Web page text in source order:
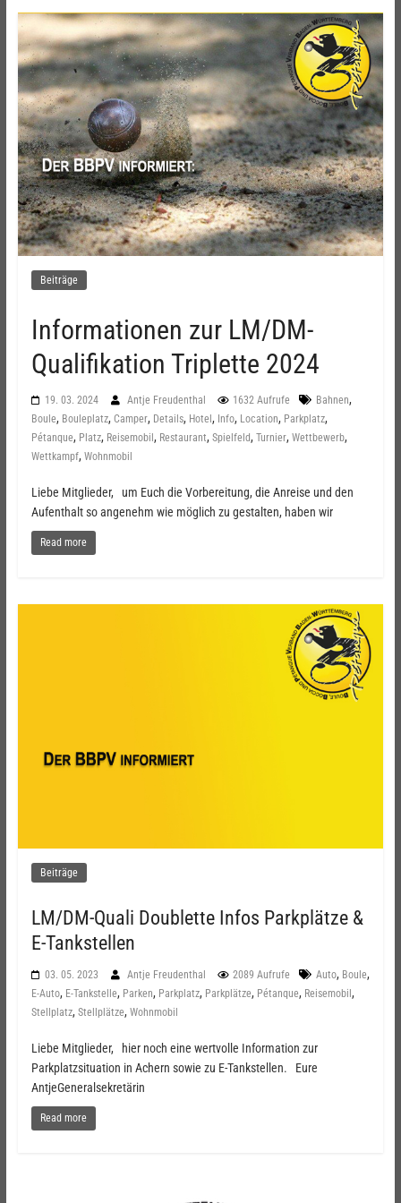
Beiträge
Informationen zur LM/DM-
Qualifikation Triplette 2024
19. 03. 2024 Antje Freudenthal 1632 Aufrufe Bahnen,
Boule, Bouleplatz, Camper, Details, Hotel , Info, Location, Parkplatz,
Pétanque, Platz, Reisemobil , Restaurant, Spielfeld, Turnier, Wettbewerb,
Wettkampf, Wohnmobil
Liebe Mitglieder, um Euch die Vorbereitung, die Anreise und den
Aufenthalt so angenehm wie möglich zu gestalten, haben wir
Read more
Beiträge
LM/DM-Quali Doublette Infos Parkplätze &
E-Tankstellen
03. 05. 2023 Antje Freudenthal 2089 Aufrufe Auto, Boule,
E-Auto, E-Tankstelle, Parken, Parkplatz, Parkplätze, Pétanque, Reisemobil,
Stellplatz, Stellplätze, Wohnmobil
Liebe Mitglieder, hier noch eine wertvolle Information zur
Parkplatzsituation in Achern sowie zu E-Tankstellen. Eure
AntjeGeneralsekretärin
Read more